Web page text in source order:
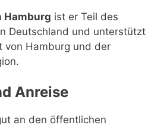
Hamburg ist er Teil des
Deutschland und unterstützt
von Hamburg und der
Anreise
an den öffentlichen